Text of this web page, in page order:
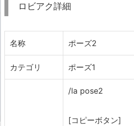
ロビアク詳細
名称 ポーズ2
カテゴリ ポーズ1
/la pose2
[コピーボタン]